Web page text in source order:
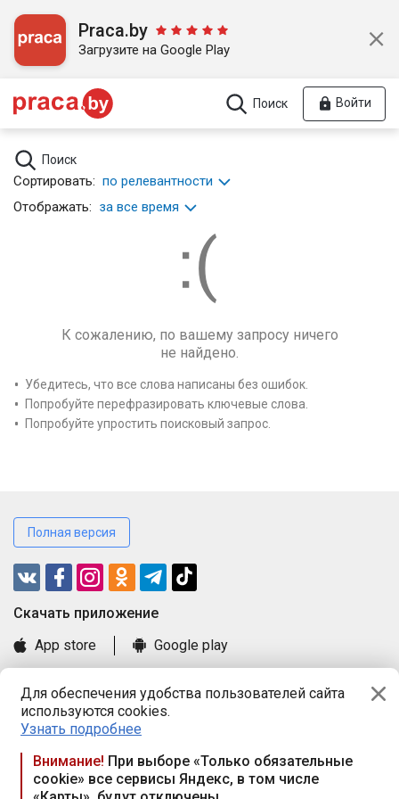
Для обеспечения удобства пользователей сайта
используются cookies.
Узнать подробнее
Внимание! При выборе «Только обязательные
cookie» все сервисы Яндекс, в том числе
Praca.by
Загрузите на Google Play
Поиск Войти
Поиск
Сортировать: по релевантности
Отображать: за все время
К сожалению, по вашему запросу ничего
не найдено.
Убедитесь, что все слова написаны без ошибок.
Попробуйте перефразировать ключевые слова.
Попробуйте упростить поисковый запрос.
Полная версия
Cкачать приложение
App store
Google play
Книга замечаний и предложений
Правила и документы
Praca.by © 2000—2026, ООО «ПРАЦА БАЙ»
Республика Беларусь, 220114, г. Минск, пр-т Независимости
117а, пом. № 9.